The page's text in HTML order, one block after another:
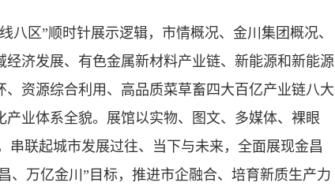
区”顺时针展示逻辑，市情概况、金川集团概况、
济发展、有色金属新材料产业链、新能源和新能源
资源综合利用、高品质菜草畜四大百亿产业链八大
业体系全貌。展馆以实物、图文、多媒体、裸眼
串联起城市发展过往、当下与未来，全面展现金昌
、万亿金川”目标，推进市企融合、培育新质生产力